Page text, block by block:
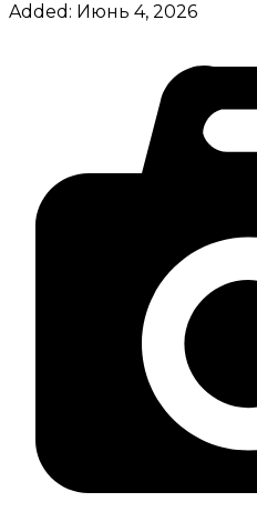
Added: Июнь 4, 2026